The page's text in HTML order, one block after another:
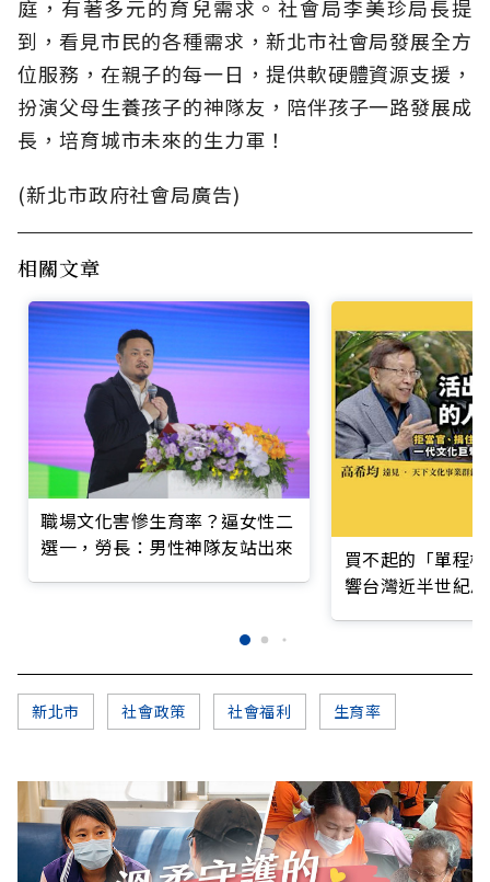
庭，有著多元的育兒需求。社會局李美珍局長提
到，看見市民的各種需求，新北市社會局發展全方
位服務，在親子的每一日，提供軟硬體資源支援，
扮演父母生養孩子的神隊友，陪伴孩子一路發展成
長，培育城市未來的生力軍！
(新北市政府社會局廣告)
相關文章
職場文化害慘生育率？逼女性二
選一，勞長：男性神隊友站出來
買不起的「單程
響台灣近半世紀
新北市 社會政策 社會福利 生育率